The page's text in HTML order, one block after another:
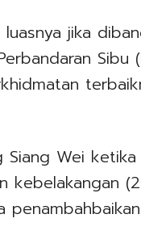
jika
Sibu
Siang Wei
kebelakangan